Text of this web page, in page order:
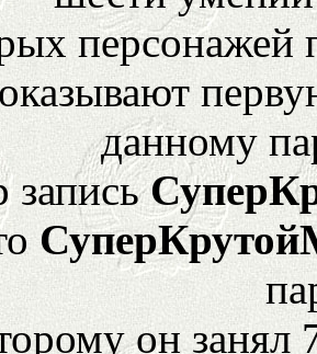
персонажей
данному
запись
он